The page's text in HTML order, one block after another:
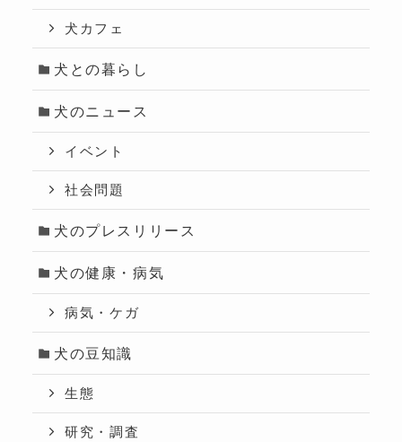
犬カフェ
犬との暮らし
犬のニュース
イベント
社会問題
犬のプレスリリース
犬の健康・病気
病気・ケガ
犬の豆知識
生態
研究・調査